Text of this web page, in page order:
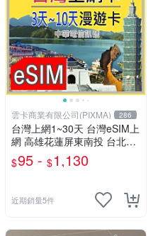
雲卡商業有限公司(PIXMA) 286
台灣上網1~30天 台灣eSIM上
網 高雄花蓮屏東南投 台北台
中新竹 合歡山烏來墾丁 露營
畢旅eSIM 台灣旅遊 台哥大
$95 - $1,130
近期銷量5件